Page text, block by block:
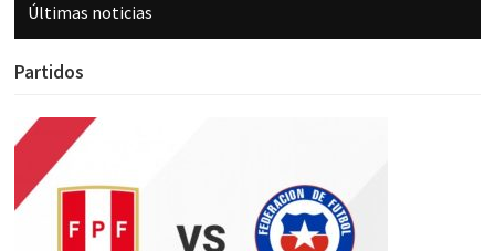
Últimas noticias
Partidos